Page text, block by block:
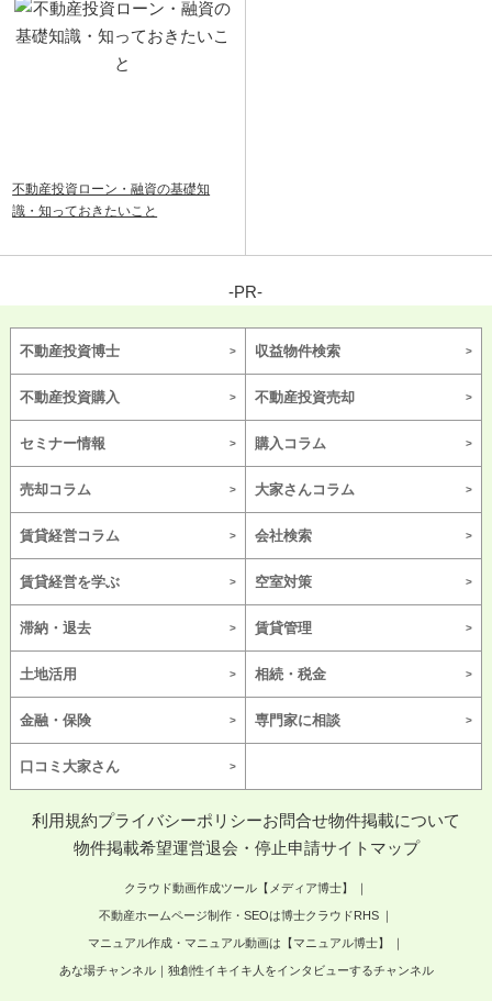
不動産投資ローン・融資の基礎知
識・知っておきたいこと
-PR-
不動産投資博士 収益物件検索
不動産投資購入 不動産投資売却
セミナー情報 購入コラム
売却コラム 大家さんコラム
賃貸経営コラム 会社検索
賃貸経営を学ぶ 空室対策
滞納・退去 賃貸管理
土地活用 相続・税金
金融・保険 専門家に相談
口コミ大家さん
利用規約プライバシーポリシーお問合せ物件掲載について
物件掲載希望運営退会・停止申請サイトマップ
クラウド動画作成ツール【メディア博士】
不動産ホームページ制作・SEOは博士クラウドRHS
マニュアル作成・マニュアル動画は【マニュアル博士】
あな場チャンネル｜独創性イキイキ人をインタビューするチャンネル